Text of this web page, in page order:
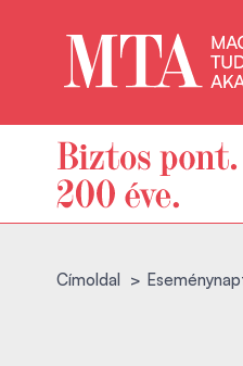
Címoldal